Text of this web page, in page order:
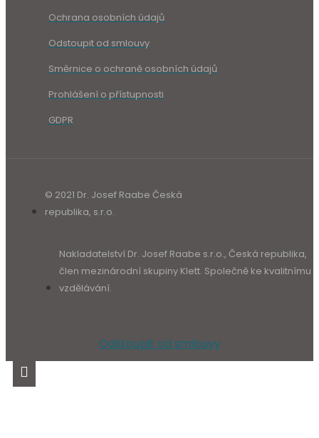
Ochrana osobních údajů
Odstoupit od smlouvy
Směrnice o ochraně osobních údajů
Prohlášení o přístupnosti
GDPR
© 2021 Dr. Josef Raabe Česká
republika, s.r.o.
Nakladatelství Dr. Josef Raabe s.r.o., Česká republika,
člen mezinárodní skupiny Klett. Společně ke kvalitnímu
vzdělávání.
Odstoupit od smlouvy